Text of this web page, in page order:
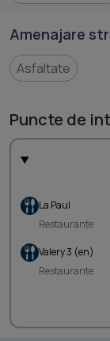
Amenajare
Asfaltate
Puncte de
La Paul
Restaurante
Valery 3 (en)
Restaurante